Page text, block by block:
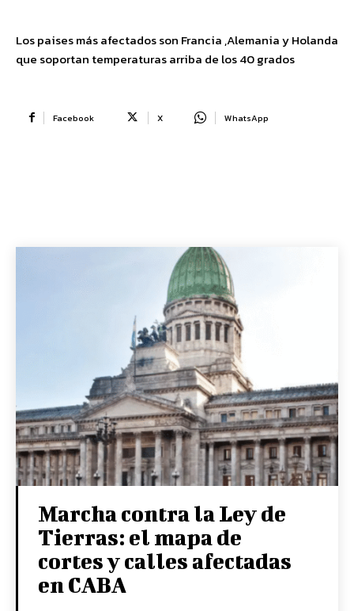
Los paises más afectados son Francia ,Alemania y Holanda
que soportan temperaturas arriba de los 40 grados
Facebook X WhatsApp
Marcha contra la Ley de
Tierras: el mapa de
cortes y calles afectadas
en CABA